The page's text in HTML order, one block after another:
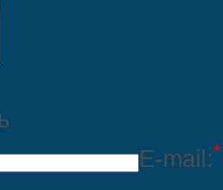
E-mail:*